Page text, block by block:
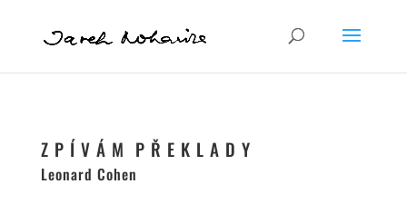
Z P Í V Á M P Ř E K L A D Y
Leonard Cohen